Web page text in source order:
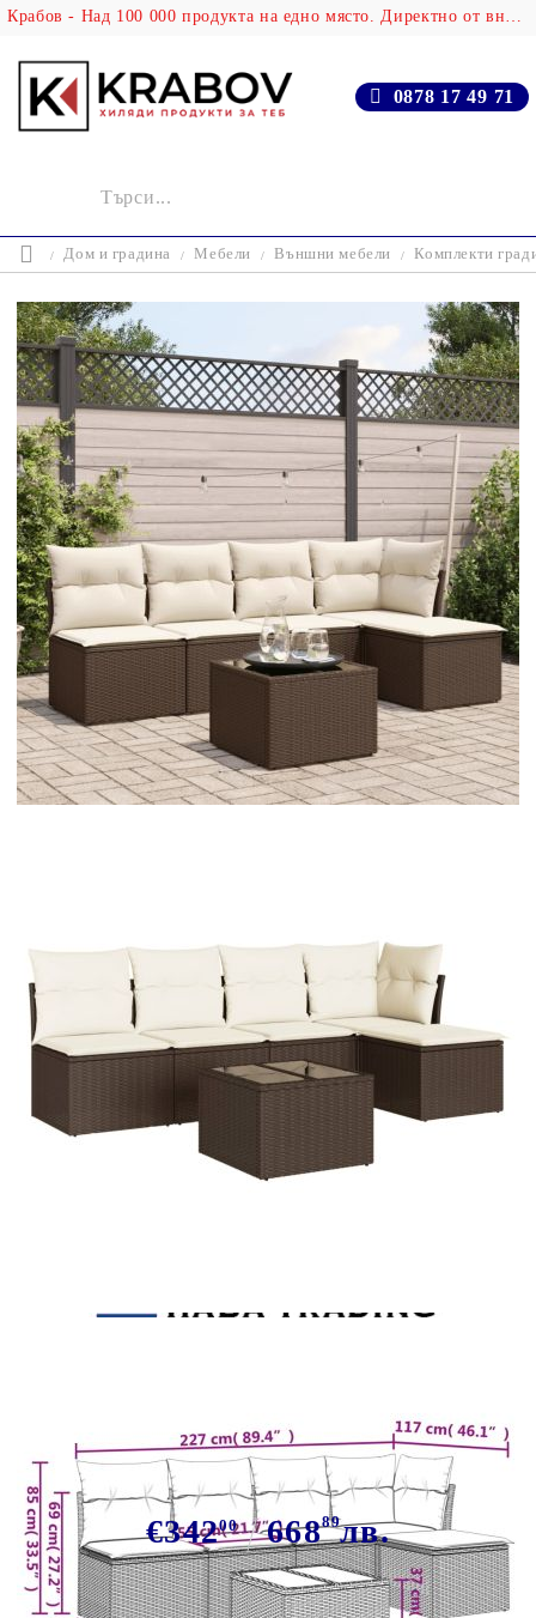
Крабов - Над 100 000 продукта на едно място. Директно от вносителя!
0878 17 49 71
Дом и градина Мебели Външни мебели Комплекти
възглавници, 6 части, кафяв,
полиратан
€34200 66889лв.
В наличност: 96 бр.